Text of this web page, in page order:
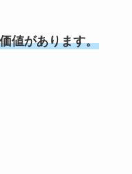
値があります。